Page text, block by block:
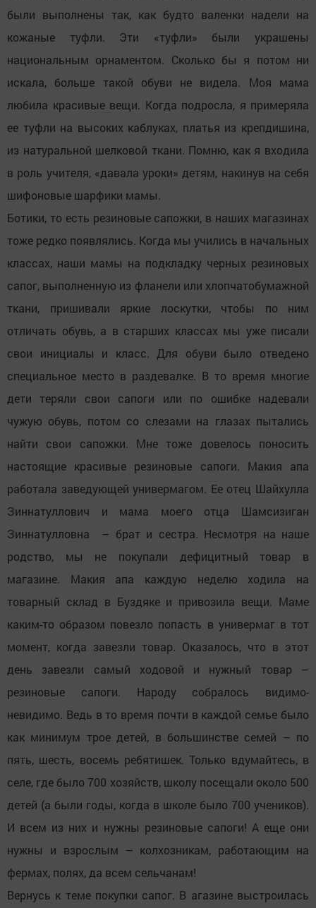
были выполнены так, как будто валенки надели на
кожаные туфли. Эти «туфли» были украшены
национальным орнаментом. Сколько бы я потом ни
искала, больше такой обуви не видела. Моя мама
любила красивые вещи. Когда подросла, я примеряла
ее туфли на высоких каблуках, платья из крепдишина,
из натуральной шелковой ткани. Помню, как я входила
в роль учителя, «давала уроки» детям, накинув на себя
шифоновые шарфики мамы.
Ботики, то есть резиновые сапожки, в наших магазинах
тоже редко появлялись. Когда мы учились в начальных
классах, наши мамы на подкладку черных резиновых
сапог, выполненную из фланели или хлопчатобумажной
ткани, пришивали яркие лоскутки, чтобы по ним
отличать обувь, а в старших классах мы уже писали
свои инициалы и класс. Для обуви было отведено
специальное место в раздевалке. В то время многие
дети теряли свои сапоги или по ошибке надевали
чужую обувь, потом со слезами на глазах пытались
найти свои сапожки. Мне тоже довелось поносить
настоящие красивые резиновые сапоги. Макия апа
работала заведующей универмагом. Ее отец Шайхулла
Зиннатуллович и мама моего отца Шамсизиган
Зиннатулловна – брат и сестра. Несмотря на наше
родство, мы не покупали дефицитный товар в
магазине. Макия апа каждую неделю ходила на
товарный склад в Буздяке и привозила вещи. Маме
каким-то образом повезло попасть в универмаг в тот
момент, когда завезли товар. Оказалось, что в этот
день завезли самый ходовой и нужный товар –
резиновые сапоги. Народу собралось видимо-
невидимо. Ведь в то время почти в каждой семье было
как минимум трое детей, в большинстве семей – по
пять, шесть, восемь ребятишек. Только вдумайтесь, в
селе, где было 700 хозяйств, школу посещали около 500
детей (а были годы, когда в школе было 700 учеников).
И всем из них и нужны резиновые сапоги! А еще они
нужны и взрослым – колхозникам, работающим на
фермах, полях, да всем сельчанам!
Вернусь к теме покупки сапог. В агазине выстроилась